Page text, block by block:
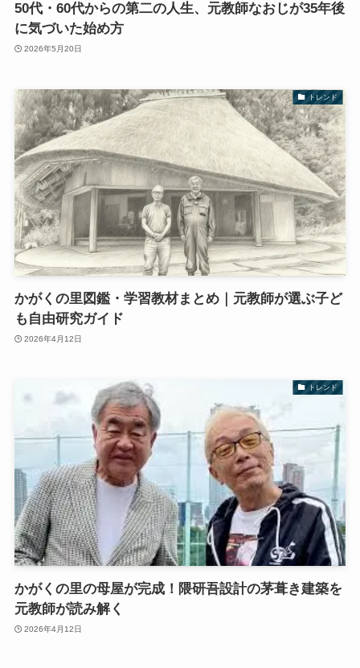
50代・60代からの第二の人生、元教師なおじが35年後
に気づいた始め方
2026年5月20日
トレンド
かがくの里図鑑・学習教材まとめ｜元教師が選ぶ子ど
も自由研究ガイド
2026年4月12日
トレンド
かがくの里の母屋が完成！隈研吾設計の茅葺き建築を
元教師が読み解く
2026年4月12日